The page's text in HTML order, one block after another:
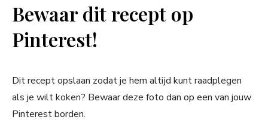
Bewaar dit recept op
Pinterest!
Dit recept opslaan zodat je hem altijd kunt raadplegen
als je wilt koken? Bewaar deze foto dan op een van jouw
Pinterest borden.